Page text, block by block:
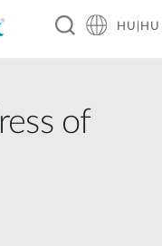
HU|HU
of